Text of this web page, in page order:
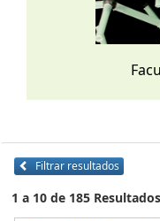
Filtrar resultados
1 a 10 de 185 Resultados